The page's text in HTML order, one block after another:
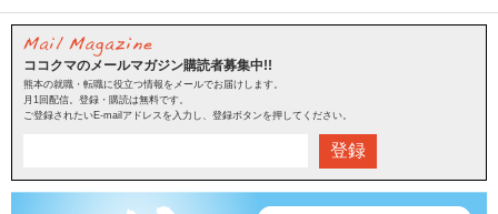
ココクマのメールマガジン購読者募集中!!
熊本の就職・転職に役立つ情報をメールでお届けします。
月1回配信。登録・購読は無料です。
ご登録されたいE-mailアドレスを入力し、登録ボタンを押してください。
登録